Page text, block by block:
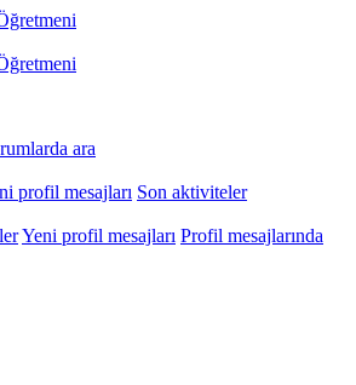
ara
profil mesajları Son aktiviteler
Yeni profil mesajları Profil mesajlarında